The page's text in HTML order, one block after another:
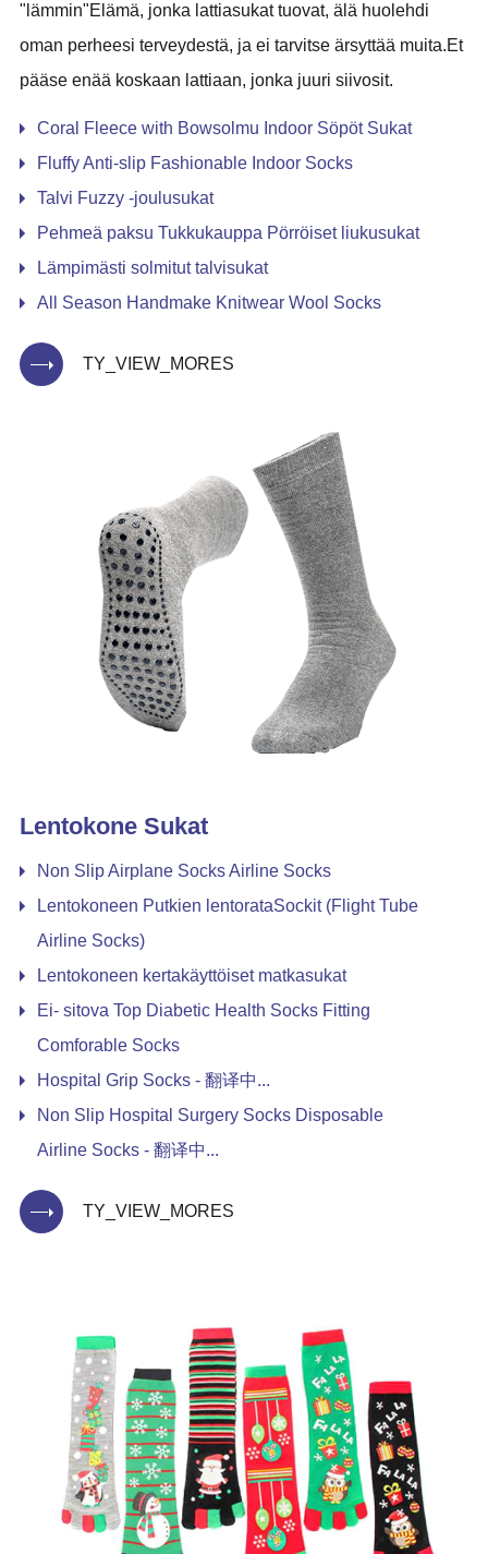
"lämmin"Elämä, jonka lattiasukat tuovat, älä huolehdi
oman perheesi terveydestä, ja ei tarvitse ärsyttää muita.Et
pääse enää koskaan lattiaan, jonka juuri siivosit.
Coral Fleece with Bowsolmu Indoor Söpöt Sukat
Fluffy Anti-slip Fashionable Indoor Socks
Talvi Fuzzy -joulusukat
Pehmeä paksu Tukkukauppa Pörröiset liukusukat
Lämpimästi solmitut talvisukat
All Season Handmake Knitwear Wool Socks
TY_VIEW_MORES
Lentokone Sukat
Non Slip Airplane Socks Airline Socks
Lentokoneen Putkien lentorataSockit (Flight Tube
Airline Socks)
Lentokoneen kertakäyttöiset matkasukat
Ei- sitova Top Diabetic Health Socks Fitting
Comforable Socks
Hospital Grip Socks - 翻译中...
Non Slip Hospital Surgery Socks Disposable
Airline Socks - 翻译中...
TY_VIEW_MORES